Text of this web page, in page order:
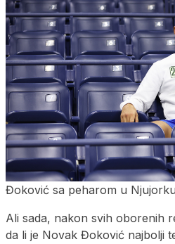
Đoković sa peharom u
Ali sada, nakon svih oborenih
da li je Novak Đoković najbolji